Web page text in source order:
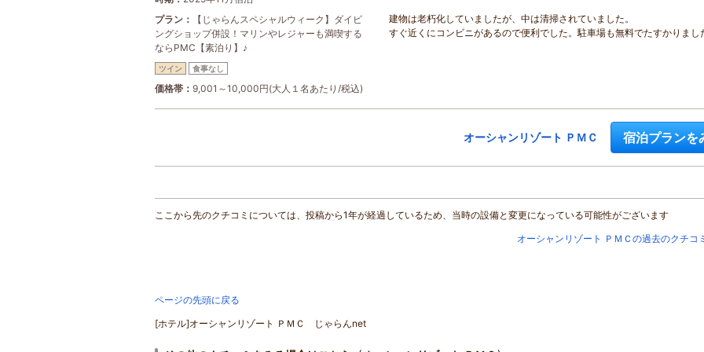
プラン
【じゃらんスペシャルウィーク】ダイビ
ングショップ併設！マリンやレジャーも満喫する
ならPMC【素泊り】♪
ツイン 食事なし
価格帯 9,001～10,000円(大人１名あたり/税込)
建物は老朽化していましたが、中は清掃されていました。
すぐ近くにコンビニがあるので便利でした。駐車場も無料でたすかりまし
オーシャンリゾート ＰＭＣ 宿泊プランを
ここから先のクチコミについては、投稿から1年が経過しているため、当時の設備と変更になっている可能性がございます
オーシャンリゾート ＰＭＣの過去のクチコ
ページの先頭に戻る
[ホテル]オーシャンリゾート ＰＭＣ じゃらんnet